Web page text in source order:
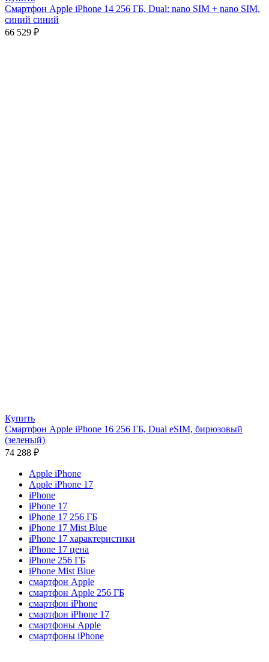
Смартфон Apple iPhone 14 256 ГБ, Dual: nano SIM + nano SIM,
синий синий
66 529 ₽
Купить
Смартфон Apple iPhone 16 256 ГБ, Dual eSIM, бирюзовый
(зеленый)
74 288 ₽
Apple iPhone
Apple iPhone 17
iPhone
iPhone 17
iPhone 17 256 ГБ
iPhone 17 Mist Blue
iPhone 17 характеристики
iPhone 17 цена
iPhone 256 ГБ
iPhone Mist Blue
смартфон Apple
смартфон Apple 256 ГБ
смартфон iPhone
смартфон iPhone 17
смартфоны Apple
смартфоны iPhone